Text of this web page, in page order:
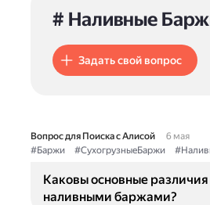
# Наливные
Задать свой вопрос
Вопрос для Поиска с Алисой
6 мая
#Баржи
#СухогрузныеБаржи
Каковы основные
наливными баржами?